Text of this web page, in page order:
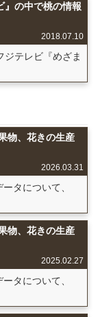
』の中で桃の情報
2018.07.10
テレビ『めざま
物、花きの生産
2026.03.31
タについて、
物、花きの生産
2025.02.27
タについて、